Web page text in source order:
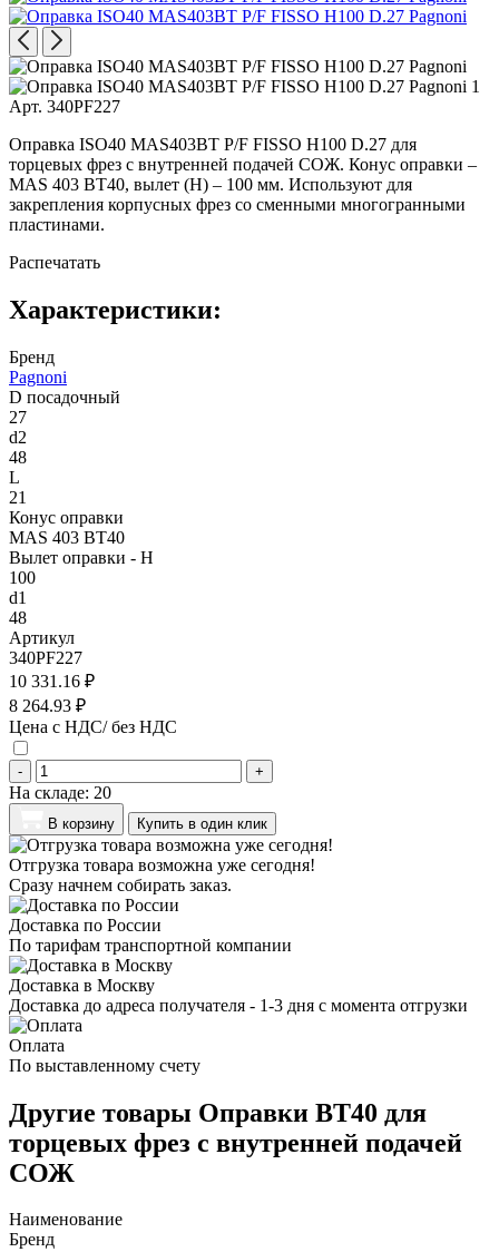
Арт. 340PF227
Оправка ISO40 MAS403BT P/F FISSO H100 D.27 для
торцевых фрез с внутренней подачей СОЖ. Конус оправки –
MAS 403 BT40, вылет (H) – 100 мм. Используют для
закрепления корпусных фрез со сменными многогранными
пластинами.
Распечатать
Характеристики:
Бренд
Pagnoni
D посадочный
27
d2
48
L
21
Конус оправки
MAS 403 BT40
Вылет оправки - H
100
d1
48
Артикул
340PF227
10 331.16 ₽
8 264.93 ₽
Цена с НДС/ без НДС
- +
На складе: 20
В корзину Купить в один клик
Отгрузка товара возможна уже сегодня!
Сразу начнем собирать заказ.
Доставка по России
По тарифам транспортной компании
Доставка в Москву
Доставка до адреса получателя - 1-3 дня с момента отгрузки
Оплата
По выставленному счету
Другие товары Оправки BT40 для
торцевых фрез с внутренней подачей
СОЖ
Наименование
Бренд